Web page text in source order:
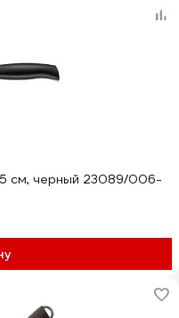
см, черный 23089/006-